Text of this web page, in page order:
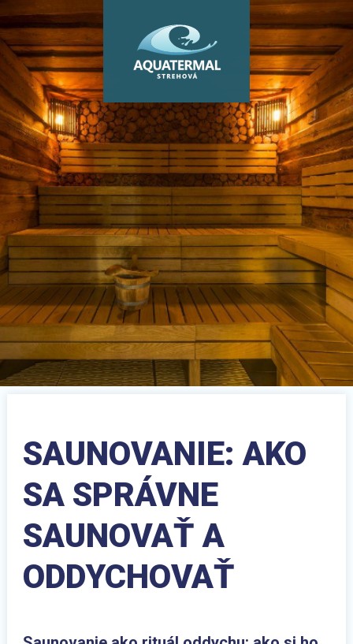
SAUNOVANIE: AKO
SA SPRÁVNE
SAUNOVAŤ A
ODDYCHOVAŤ